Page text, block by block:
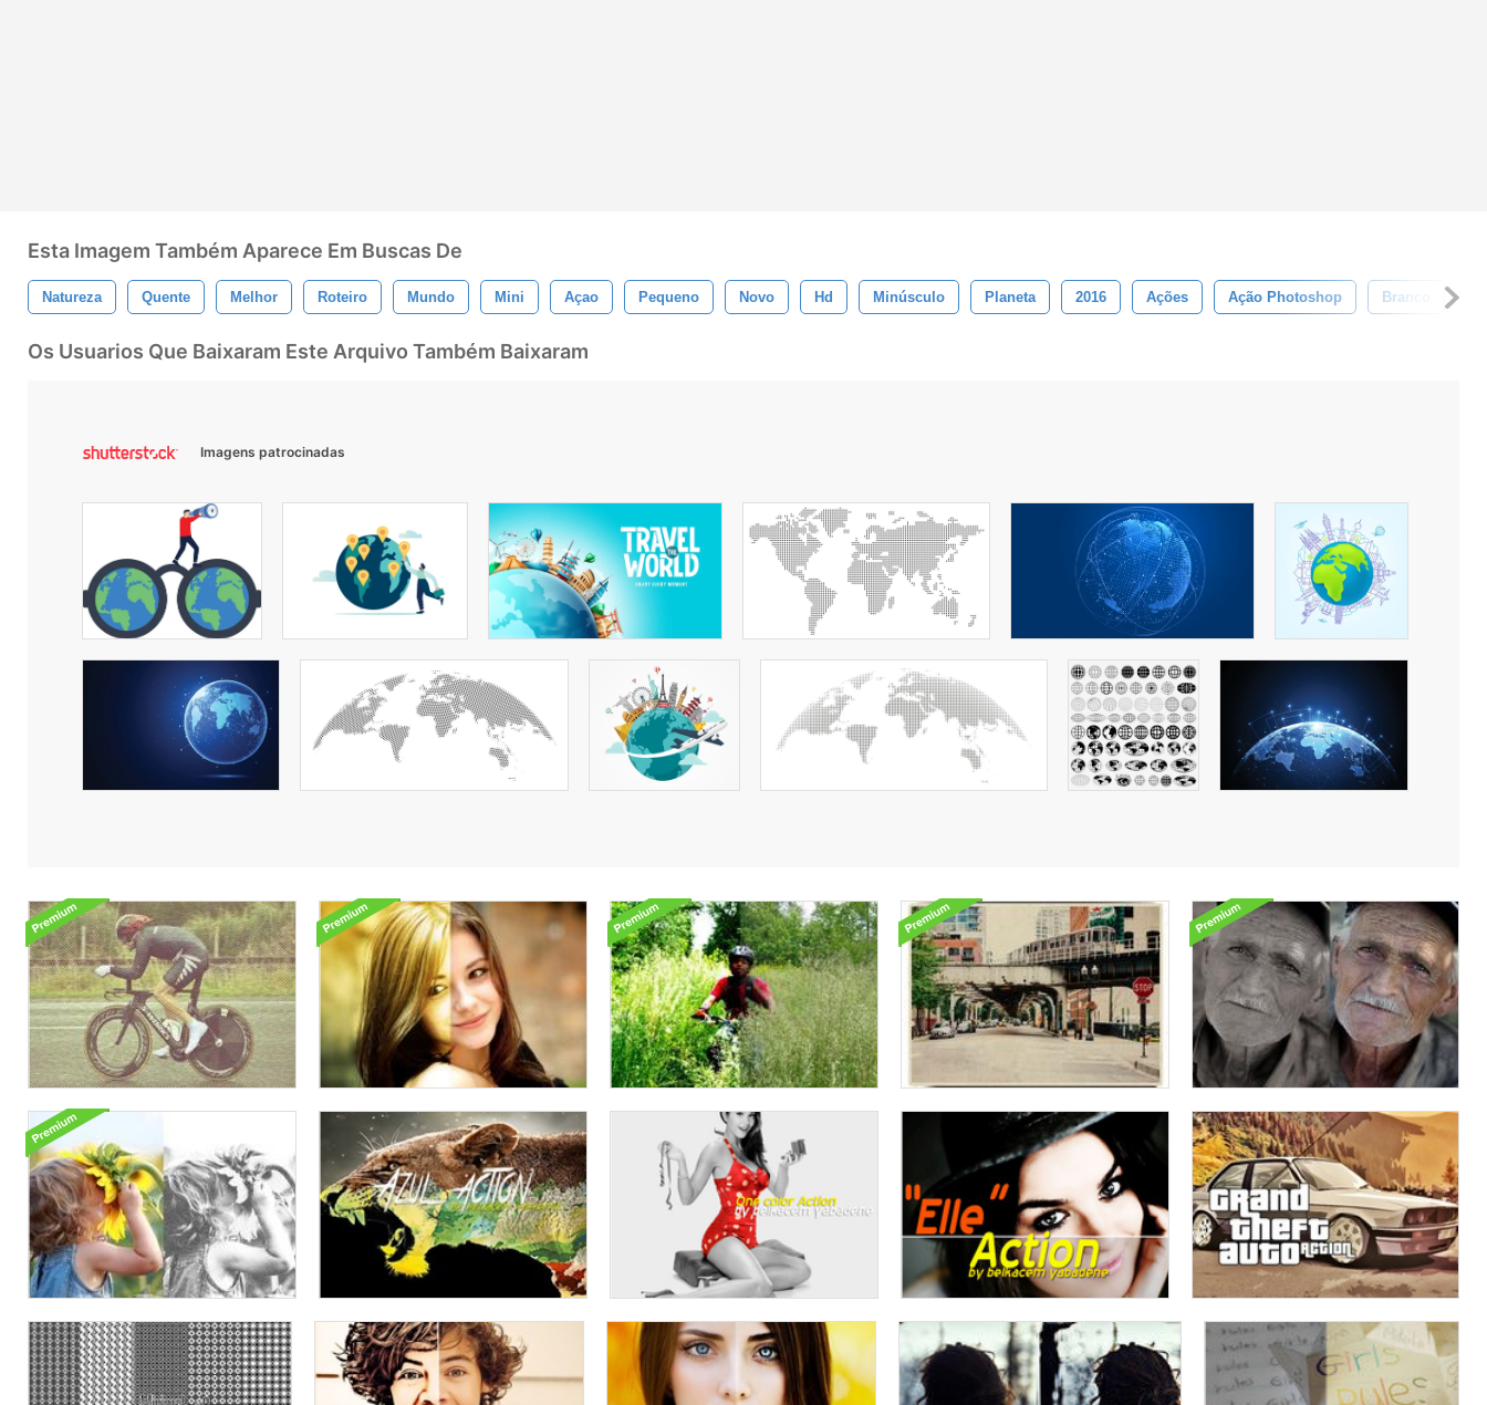
Esta Imagem Também Aparece Em Buscas De
Natureza Quente Melhor Roteiro Mundo Mini Açao Pequeno Novo Hd Minúsculo Planeta 2016 Ações Ação Photoshop Branco
Os Usuarios Que Baixaram Este Arquivo Também Baixaram
Imagens patrocinadas